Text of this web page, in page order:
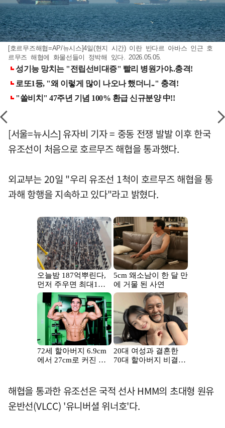
[호르무즈해협=AP/뉴시스]4일(현지 시간) 이란 반다르 아바스 인근 호
르무즈 해협에 화물선들이 정박해 있다. 2026.05.05.
[서울=뉴시스] 유자비 기자 = 중동 전쟁 발발 이후 한국
유조선이 처음으로 호르무즈 해협을 통과했다.
외교부는 20일 "우리 유조선 1척이 호르무즈 해협을 통
과해 항행을 지속하고 있다"라고 밝혔다.
해협을 통과한 유조선은 국적 선사 HMM의 초대형 원유
운반선(VLCC) '유니버셜 위너호'다.